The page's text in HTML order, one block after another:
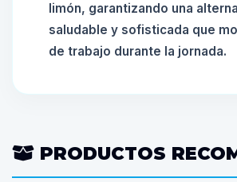
limón, garantizando una
saludable y sofisticada que
de trabajo durante la jornada.
PRODUCTOS